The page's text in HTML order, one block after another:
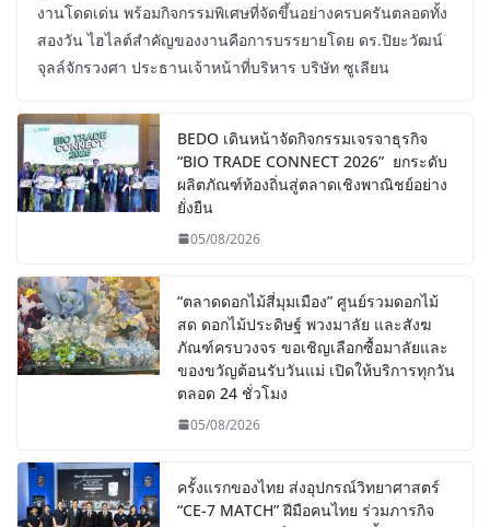
งานโดดเด่น พร้อมกิจกรรมพิเศษที่จัดขึ้นอย่างครบครันตลอดทั้ง
สองวัน ไฮไลต์สำคัญของงานคือการบรรยายโดย ดร.ปิยะวัฒน์
จุลล์จักรวงศา ประธานเจ้าหน้าที่บริหาร บริษัท ซูเลียน
BEDO เดินหน้าจัดกิจกรรมเจรจาธุรกิจ
“BIO TRADE CONNECT 2026” ยกระดับ
ผลิตภัณฑ์ท้องถิ่นสู่ตลาดเชิงพาณิชย์อย่าง
ยั่งยืน
05/08/2026
“ตลาดดอกไม้สี่มุมเมือง” ศูนย์รวมดอกไม้
สด ดอกไม้ประดิษฐ์ พวงมาลัย และสังฆ
ภัณฑ์ครบวงจร ขอเชิญเลือกซื้อมาลัยและ
ของขวัญต้อนรับวันแม่ เปิดให้บริการทุกวัน
ตลอด 24 ชั่วโมง
05/08/2026
ครั้งแรกของไทย ส่งอุปกรณ์วิทยาศาสตร์
“CE-7 MATCH” ฝีมือคนไทย ร่วมภารกิจ